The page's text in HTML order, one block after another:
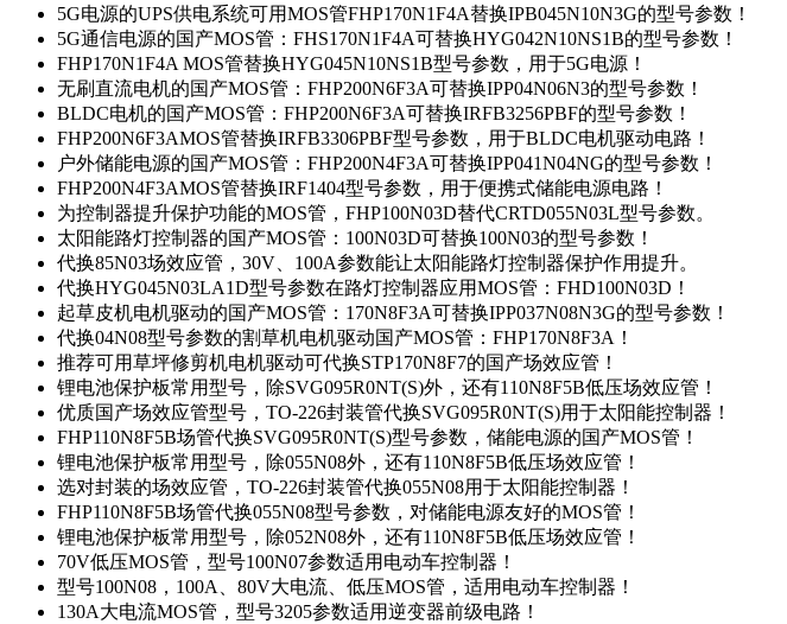
5G电源的UPS供电系统可用MOS管FHP170N1F4A替换IPB045N10N3G的型号参数！
5G通信电源的国产MOS管：FHS170N1F4A可替换HYG042N10NS1B的型号参数！
FHP170N1F4A MOS管替换HYG045N10NS1B型号参数，用于5G电源！
无刷直流电机的国产MOS管：FHP200N6F3A可替换IPP04N06N3的型号参数！
BLDC电机的国产MOS管：FHP200N6F3A可替换IRFB3256PBF的型号参数！
FHP200N6F3AMOS管替换IRFB3306PBF型号参数，用于BLDC电机驱动电路！
户外储能电源的国产MOS管：FHP200N4F3A可替换IPP041N04NG的型号参数！
FHP200N4F3AMOS管替换IRF1404型号参数，用于便携式储能电源电路！
为控制器提升保护功能的MOS管，FHP100N03D替代CRTD055N03L型号参数。
太阳能路灯控制器的国产MOS管：100N03D可替换100N03的型号参数！
代换85N03场效应管，30V、100A参数能让太阳能路灯控制器保护作用提升。
代换HYG045N03LA1D型号参数在路灯控制器应用MOS管：FHD100N03D！
起草皮机电机驱动的国产MOS管：170N8F3A可替换IPP037N08N3G的型号参数！
代换04N08型号参数的割草机电机驱动国产MOS管：FHP170N8F3A！
推荐可用草坪修剪机电机驱动可代换STP170N8F7的国产场效应管！
锂电池保护板常用型号，除SVG095R0NT(S)外，还有110N8F5B低压场效应管！
优质国产场效应管型号，TO-226封装管代换SVG095R0NT(S)用于太阳能控制器！
FHP110N8F5B场管代换SVG095R0NT(S)型号参数，储能电源的国产MOS管！
锂电池保护板常用型号，除055N08外，还有110N8F5B低压场效应管！
选对封装的场效应管，TO-226封装管代换055N08用于太阳能控制器！
FHP110N8F5B场管代换055N08型号参数，对储能电源友好的MOS管！
锂电池保护板常用型号，除052N08外，还有110N8F5B低压场效应管！
70V低压MOS管，型号100N07参数适用电动车控制器！
型号100N08，100A、80V大电流、低压MOS管，适用电动车控制器！
130A大电流MOS管，型号3205参数适用逆变器前级电路！